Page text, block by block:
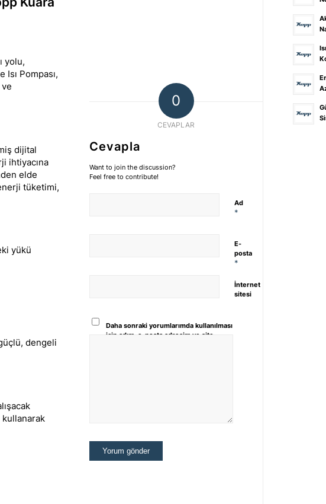
yolu,
Pompası,
dijital
ihtiyacına
elde
tüketimi,
yükü
dengeli
0
CEVAPLAR
Cevapla
Want to join the discussion?
Feel free to contribute!
Ad
*
E-
posta
*
İnternet
sitesi
Daha sonraki yorumlarımda kullanılması
için adım, e-posta adresim ve site